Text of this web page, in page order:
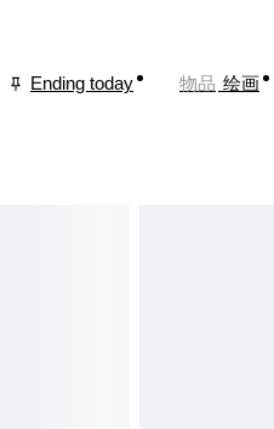
Ending today 物品 绘画